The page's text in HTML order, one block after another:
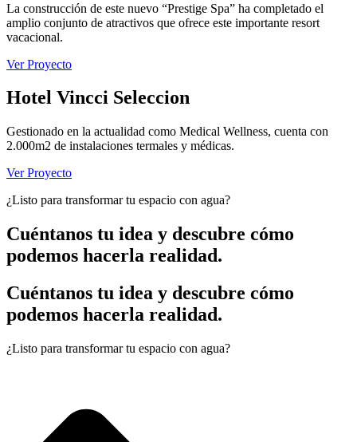
La construcción de este nuevo “Prestige Spa” ha completado el
amplio conjunto de atractivos que ofrece este importante resort
vacacional.
Ver Proyecto
Hotel Vincci Seleccion
Gestionado en la actualidad como Medical Wellness, cuenta con
2.000m2 de instalaciones termales y médicas.
Ver Proyecto
¿Listo para transformar tu espacio con agua?
Cuéntanos tu idea y descubre cómo
podemos hacerla realidad.
Cuéntanos tu idea y descubre cómo
podemos hacerla realidad.
¿Listo para transformar tu espacio con agua?